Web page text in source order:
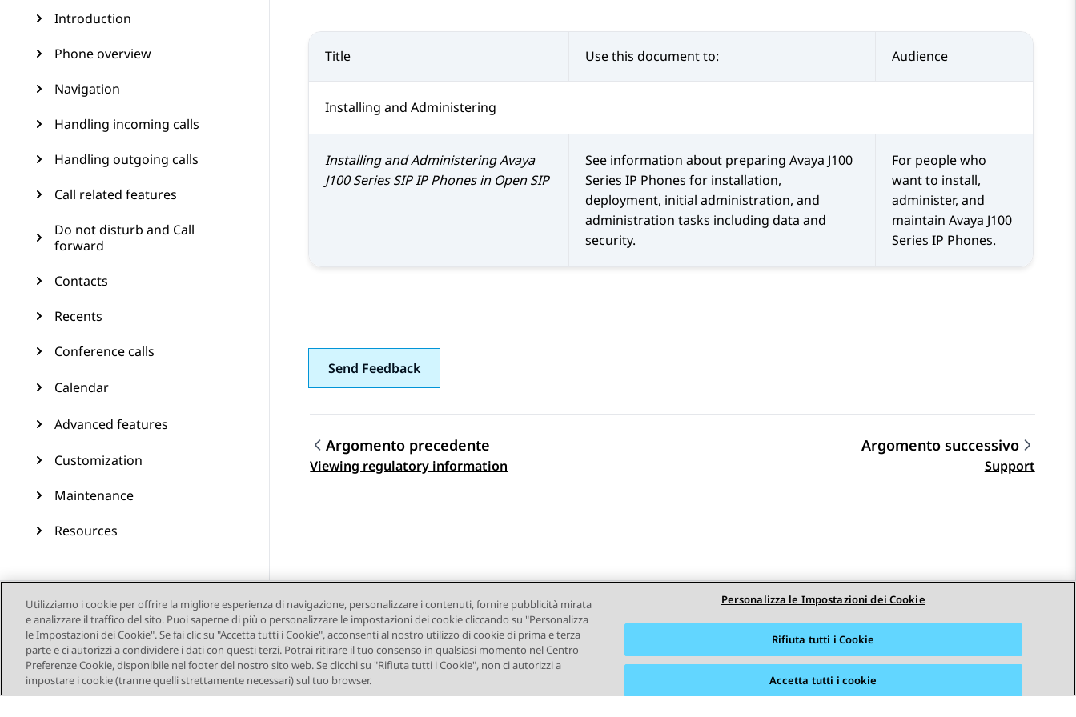
Introduction
Phone overview
Navigation
Handling incoming calls
Handling outgoing calls
Call related features
Do not disturb and Call
forward
Contacts
Recents
Conference calls
Calendar
Advanced features
Customization
Maintenance
Resources
Title Use this document to: Audience
Installing and Administering
Installing and AdministeringAvaya
J100 Series SIP IP Phones in Open SIP
See information about preparing Avaya J100
Series IP Phones for installation,
deployment, initial administration, and
administration tasks including data and
security.
For people who
want to install,
administer, and
maintain Avaya J100
Series IP Phones.
Send Feedback
Navigazione argomento
Argomento precedente
Viewing regulatory information
Argomento successivo
Support
STAY CONNECTED
Utilizziamo i cookie per offrire la migliore esperienza di navigazione, personalizzare i contenuti, fornire pubblicità mirata
e analizzare il traffico del sito. Puoi saperne di più o personalizzare le impostazioni dei cookie cliccando su "Personalizza
le Impostazioni dei Cookie". Se fai clic su "Accetta tutti i Cookie", acconsenti al nostro utilizzo di cookie di prima e terza
parte e ci autorizzi a condividere i dati con questi terzi. Potrai ritirare il tuo consenso in qualsiasi momento nel Centro
Preferenze Cookie, disponibile nel footer del nostro sito web. Se clicchi su "Rifiuta tutti i Cookie", non ci autorizzi a
impostare i cookie (tranne quelli strettamente necessari) sul tuo browser.
Personalizza le Impostazioni dei Cookie
Rifiuta tutti i Cookie
Accetta tutti i cookie